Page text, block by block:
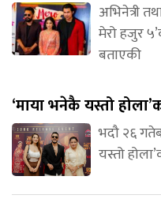
अभिनेत्री
मेरो हजुर
बताएकी
‘माया भनेकै यस्तो
भदौ २६
यस्तो